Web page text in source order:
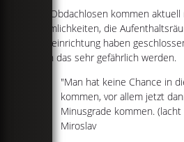
Die Obdachlosen kommen
Räumlichkeiten, die
Hilfseinrichtung haben
kann das sehr gefährlich werden.
"Man hat keine Chance in
kommen, vor allem jetzt
Minusgrade kommen.
Miroslav